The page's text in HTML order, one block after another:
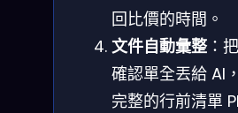
回比價的時間。
文件自動彙整：
確認單全丟給 AI
完整的行前清單